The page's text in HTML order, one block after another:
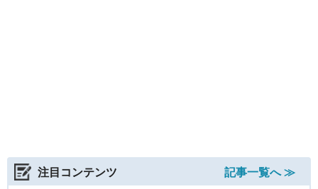
注目コンテンツ
記事一覧へ ≫